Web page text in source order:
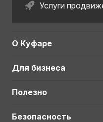
Услуги
О Куфаре
Для бизнеса
Полезно
Безопасность